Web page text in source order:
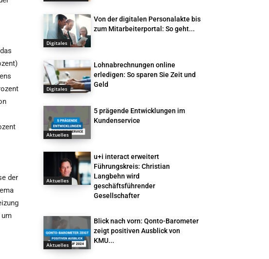
der
um
Digitales
Von der digitalen Personalakte bis
zum Mitarbeiterportal: So geht...
Digitales
Lohnabrechnungen online
erledigen: So sparen Sie Zeit und
Geld
Aktuelles
5 prägende Entwicklungen im
Kundenservice
Aktuelles
u+i interact erweitert
Führungskreis: Christian
Langbehn wird
geschäftsführender
Gesellschafter
Aktuelles
Blick nach vorn: Qonto-Barometer
zeigt positiven Ausblick von
KMU...